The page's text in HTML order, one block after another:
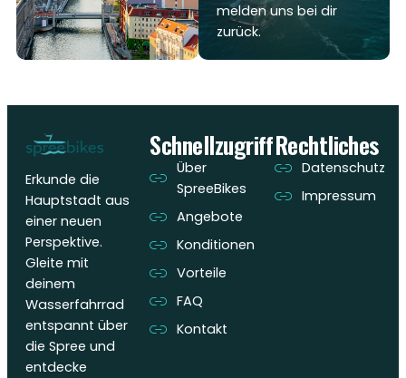
melden uns bei dir
zurück.
Erkunde die
Hauptstadt aus
einer neuen
Perspektive.
Gleite mit
deinem
Wasserfahrrad
entspannt über
die Spree und
entdecke
Schnellzugriff
Über
SpreeBikes
Angebote
Konditionen
Vorteile
FAQ
Kontakt
Rechtliches
Datenschutz
Impressum